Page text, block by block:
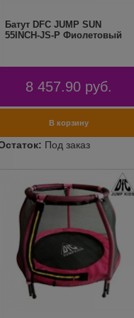
Батут DFC JUMP SUN
55INCH-JS-P Фиолетовый
8 457.90 руб.